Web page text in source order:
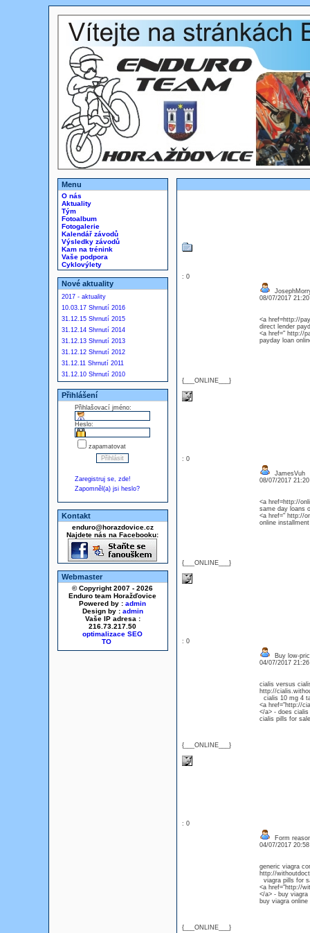
Menu
O nás
Aktuality
Tým
Fotoalbum
Fotogalerie
Kalendář závodů
Výsledky závodů
Kam na trénink
Vaše podpora
Cyklovýlety
Nové aktuality
2017 - aktuality
10.03.17 Shrnutí 2016
31.12.15 Shrnutí 2015
31.12.14 Shrnutí 2014
31.12.13 Shrnutí 2013
31.12.12 Shrnutí 2012
31.12.11 Shrnutí 2011
31.12.10 Shrnutí 2010
Přihlášení
Přihlašovací jméno:
Heslo:
zapamatovat
Zaregistruj se, zde!
Zapomněl(a) jsi heslo?
Kontakt
enduro@horazdovice.cz
Najdete nás na Facebooku:
Webmaster
© Copyright 2007 - 2026
Enduro team Horažďovice
Powered by : admin
Design by : admin
Vaše IP adresa :
216.73.217.50
optimalizace SEO
: 0
{___ONLINE___}
08/07/2017
<a href=http://
direct lender
<a href=" http://
payday loan
: 0
{___ONLINE___}
JamesVuh
08/07/2017
<a href=http://
same day loans
<a href=" http://
online
: 0
{___ONLINE___}
Buy low-
04/07/2017
cialis versus
http://
cialis 10 mg 4
<a href="http://
</a> - does
cialis pills for
: 0
{___ONLINE___}
Form
04/07/2017
generic viagra
http://
viagra pills for
<a href="http://
</a> - buy viagra
buy viagra